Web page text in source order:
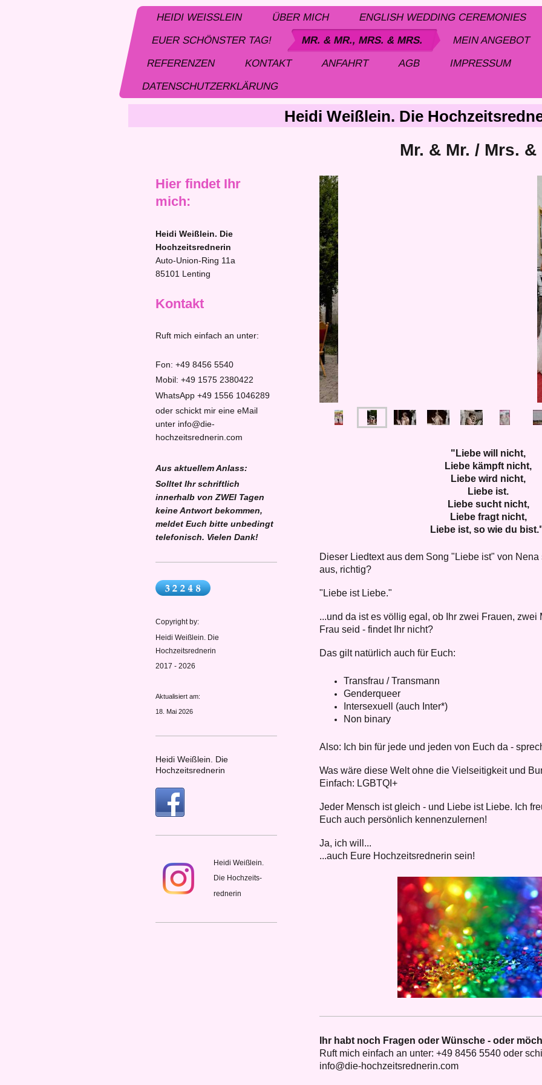
HEIDI WEISSLEIN ÜBER MICH
ENGLISH WEDDING CEREMONIES
EUER SCHÖNSTER TAG!
MR. & MR., MRS. & MRS.
MEIN ANGEBOT
REFERENZEN
KONTAKT ANFAHRT AGB
IMPRESSUM
DATENSCHUTZERKLÄRUNG
Heidi Weißlein. Die
Mr. & Mr. / Mrs. &
"Liebe will nicht,
Liebe kämpft nicht,
Liebe wird nicht,
Liebe ist.
Liebe sucht nicht,
Liebe fragt nicht,
Liebe ist, so wie du
Dieser Liedtext aus dem Song "Liebe ist" von
aus, richtig?
"Liebe ist Liebe."
...und da ist es völlig egal, ob Ihr zwei Frauen, zwei
Frau seid - findet Ihr nicht?
Das gilt natürlich auch für Euch:
Transfrau / Transmann
Genderqueer
Intersexuell (auch Inter*)
Non binary
Also: Ich bin für jede und jeden von Euch da -
Was wäre diese Welt ohne die Vielseitigkeit und
Einfach: LGBTQI+
Jeder Mensch ist gleich - und Liebe ist Liebe. Ich
Euch auch persönlich kennenzulernen!
Ja, ich will...
...auch Eure Hochzeitsrednerin sein!
Ihr habt noch Fragen oder Wünsche - oder
Ruft mich einfach an unter: +49 8456 5540oder
info@die-hochzeitsrednerin.com
Hier findet Ihr
mich:
Heidi Weißlein. Die
Hochzeitsrednerin
Auto-Union-Ring 11a
85101 Lenting
Kontakt
Ruft mich einfach an unter:
Fon: +49 8456 5540
Mobil: +49 1575 2380422
WhatsApp +49 1556 1046289
oder schickt mir eine eMail
unter info@die-
hochzeitsrednerin.com
Aus aktuellem Anlass:
Solltet Ihr schriftlich
innerhalb von ZWEI Tagen
keine Antwort bekommen,
meldet Euch bitte unbedingt
telefonisch. Vielen Dank!
Copyright by:
Heidi Weißlein. Die
Hochzeitsrednerin
2017 - 2026
Aktualisiert am:
18. Mai 2026
Heidi Weißlein. Die
Hochzeitsrednerin
Heidi Weißlein.
Die Hochzeits-
rednerin